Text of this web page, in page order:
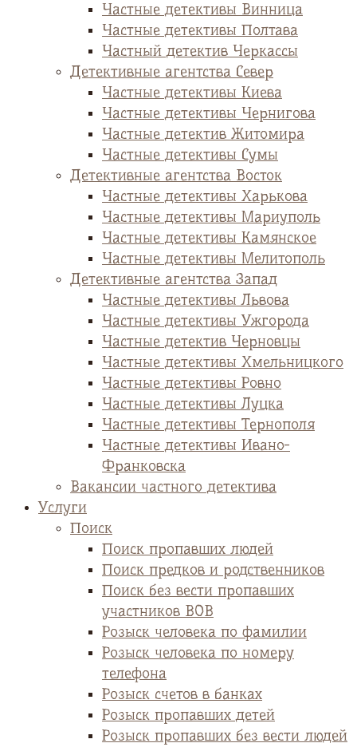
Частные детективы Винница
Частные детективы Полтава
Частный детектив Черкассы
Детективные агентства Север
Частные детективы Киева
Частные детективы Чернигова
Частные детектив Житомира
Частные детективы Сумы
Детективные агентства Восток
Частные детективы Харькова
Частные детективы Мариуполь
Частные детективы Камянское
Частные детективы Мелитополь
Детективные агентства Запад
Частные детективы Львова
Частные детективы Ужгорода
Частные детектив Черновцы
Частные детективы Хмельницкого
Частные детективы Ровно
Частные детективы Луцка
Частные детективы Тернополя
Частные детективы Ивано-
Франковска
Вакансии частного детектива
Услуги
Поиск
Поиск пропавших людей
Поиск предков и родственников
Поиск без вести пропавших
участников ВОВ
Розыск человека по фамилии
Розыск человека по номеру
телефона
Розыск счетов в банках
Розыск пропавших детей
Розыск пропавших без вести людей